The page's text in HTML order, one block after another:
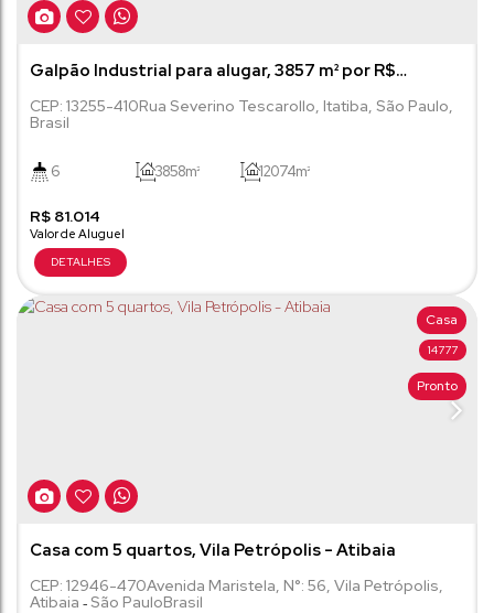
Galpão Industrial para alugar, 3857 m² por R$
83.664,56/mês - Distrito Industrial Alfredo Relo -
Itatiba/SP
R$ 81.014
CEP: 13255-410Rua Severino Tescarollo, Itatiba, São Paulo,
Brasil
6 3858m² 12074m²
14777
Casa
Pronto
Casa com 5 quartos, Vila Petrópolis - Atibaia
CEP: 12946-470Avenida Maristela, N°: 56, Vila Petrópolis,
Atibaia
São PauloBrasil